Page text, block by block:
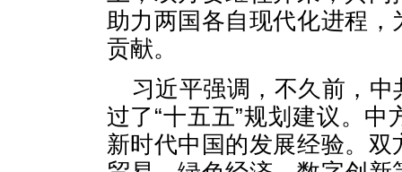
助力两国各自现代化进程
贡献。
习近平强调，不久前，
过了“十五五”规划建议。
新时代中国的发展经验。